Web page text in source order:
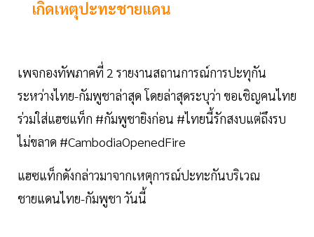
เกิดเหตุปะทะชายแดน
เพจกองทัพภาคที่ 2 รายงานสถานการณ์การปะทุกัน
ระหว่างไทย-กัมพูชาล่าสุด โดยล่าสุดระบุว่า ขอเชิญคนไทย
ร่วมใส่แฮชแท็ก #กัมพูชายิงก่อน #ไทยนี้รักสงบแต่ถึงรบ
ไม่ขลาด #CambodiaOpenedFire
แฮซแท็กดังกล่าวมาจากเหตุการณ์ปะทะกันบริเวณ
ชายแดนไทย-กัมพูชา วันนี้